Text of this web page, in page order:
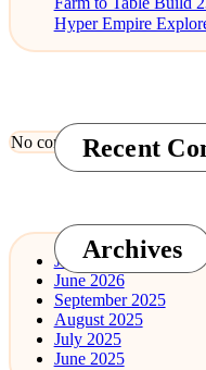
Recent
No comments to show.
Archives
July 2026
June 2026
September 2025
August 2025
July 2025
June 2025